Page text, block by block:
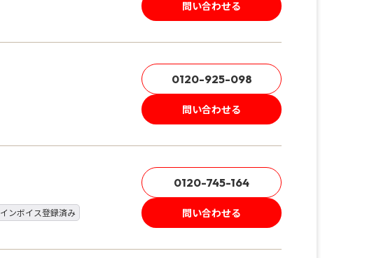
問い合わせる
0120-925-098
問い合わせる
インボイス登録済み
0120-745-164
問い合わせる